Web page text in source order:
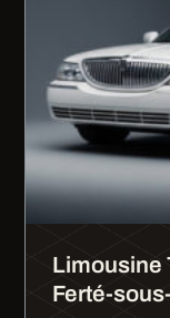
Limousine
Ferté-